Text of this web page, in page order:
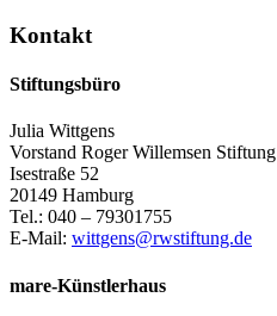
Kontakt
Stiftungsbüro
Julia Wittgens
Vorstand Roger Willemsen Stiftung
Isestraße 52
20149 Hamburg
Tel.: 040 – 79301755
E-Mail: wittgens@rwstiftung.de
mare-Künstlerhaus